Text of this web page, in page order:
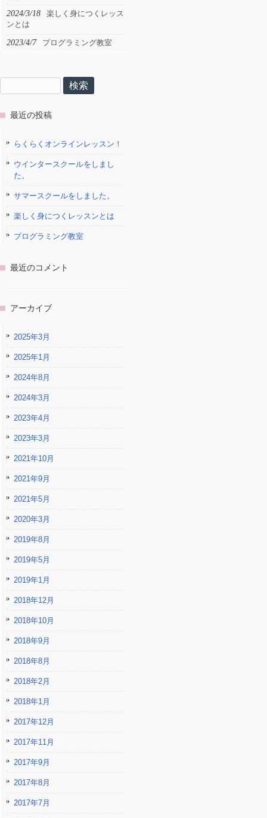
2024/3/18
楽しく身につくレッス
ンとは
2023/4/7 プログラミング教室
索:
最近の投稿
らくらくオンラインレッスン！
ウインタースクールをしまし
た。
サマースクールをしました。
楽しく身につくレッスンとは
プログラミング教室
最近のコメント
アーカイブ
2025年3月
2025年1月
2024年8月
2024年3月
2023年4月
2023年3月
2021年10月
2021年9月
2021年5月
2020年3月
2019年8月
2019年5月
2019年1月
2018年12月
2018年10月
2018年9月
2018年8月
2018年2月
2018年1月
2017年12月
2017年11月
2017年9月
2017年8月
2017年7月